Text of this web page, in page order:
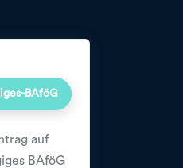
BAföG
auf
BAföG